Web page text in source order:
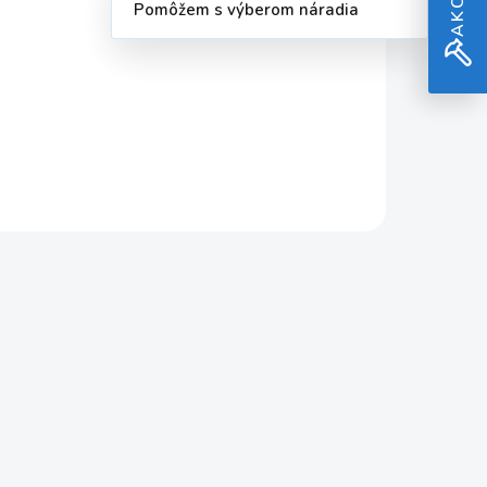
Pomôžem s výberom náradia